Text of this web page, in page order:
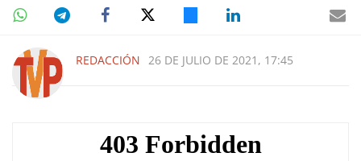
REDACCIÓN 26 DE JULIO DE 2021, 17:45